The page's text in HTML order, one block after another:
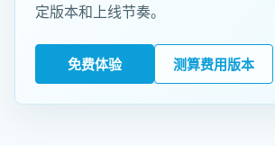
定版本和上线节奏。
免费体验 测算费用版本